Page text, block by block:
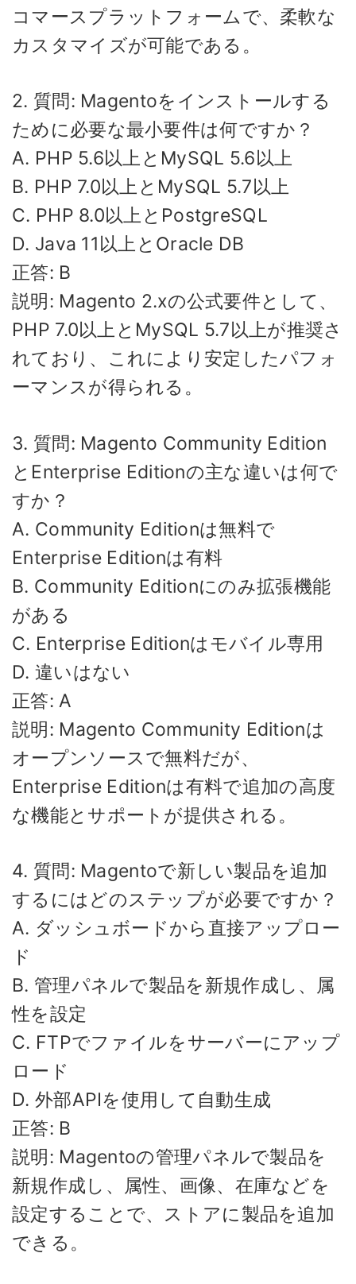
コマースプラットフォームで、柔軟な
カスタマイズが可能である。
2. 質問: Magentoをインストールする
ために必要な最小要件は何ですか？
A. PHP 5.6以上とMySQL 5.6以上
B. PHP 7.0以上とMySQL 5.7以上
C. PHP 8.0以上とPostgreSQL
D. Java 11以上とOracle DB
正答: B
説明: Magento 2.xの公式要件として、
PHP 7.0以上とMySQL 5.7以上が推奨さ
れており、これにより安定したパフォ
ーマンスが得られる。
3. 質問: Magento Community Edition
とEnterprise Editionの主な違いは何で
すか？
A. Community Editionは無料で
Enterprise Editionは有料
B. Community Editionにのみ拡張機能
がある
C. Enterprise Editionはモバイル専用
D. 違いはない
正答: A
説明: Magento Community Editionは
オープンソースで無料だが、
Enterprise Editionは有料で追加の高度
な機能とサポートが提供される。
4. 質問: Magentoで新しい製品を追加
するにはどのステップが必要ですか？
A. ダッシュボードから直接アップロー
ド
B. 管理パネルで製品を新規作成し、属
性を設定
C. FTPでファイルをサーバーにアップ
ロード
D. 外部APIを使用して自動生成
正答: B
説明: Magentoの管理パネルで製品を
新規作成し、属性、画像、在庫などを
設定することで、ストアに製品を追加
できる。